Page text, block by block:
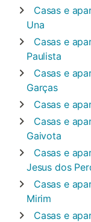
Casas e
Una
Casas e
Paulista
Casas e
Garças
Casas e
Casas e
Gaivota
Casas e
Jesus dos
Casas e
Mirim
Casas e